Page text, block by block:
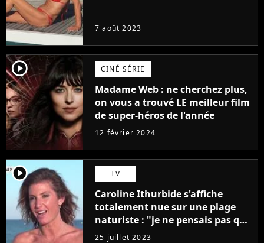
7 août 2023
player2 CINÉ SÉRIE
Madame Web : ne cherchez plus,
on vous a trouvé LE meilleur film
de super-héros de l'année
12 février 2024
player2 TV
Caroline Ithurbide s'affiche
totalement nue sur une plage
naturiste : "je ne pensais pas que
j'arriverais à le faire..."
25 juillet 2023